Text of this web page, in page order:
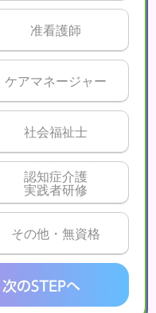
准看護師
ケアマネージャー
社会福祉士
認知症介護
実践者研修
その他・無資格